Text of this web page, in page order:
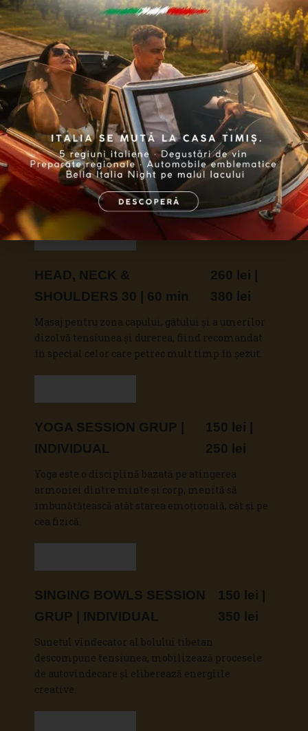
cu puternic efect antistres rol și asupra stării de
bine a întregului organism.
Vezi detalii
FOOT REFLEXOLOGY 30 |
60 min
260 lei |
380 lei
Reflexologia este un tip de masaj care presupune
aplicarea de presiune asupra punctelor
reflexogene din tălpi., stimulând procesele
naturale de autovindecare.
Vezi detalii
HEAD, NECK &
SHOULDERS 30 | 60 min
260 lei |
380 lei
Masaj pentru zona capului, gâtului și a umerilor
dizolvă tensiunea și durerea, fiind recomandat
în special celor care petrec mult timp în șezut.
YOGA SESSION GRUP |
INDIVIDUAL
150 lei |
250 lei
Yoga este o disciplină bazată pe atingerea
armoniei dintre minte și corp, menită să
îmbunătățească atât starea emoțională, cât și pe
cea fizică.
SINGING BOWLS SESSION
GRUP | INDIVIDUAL
150 lei |
350 lei
Sunetul vindecator al bolului tibetan
descompune tensiunea, mobilizează procesele
de autovindecare și eliberează energiile
creative.